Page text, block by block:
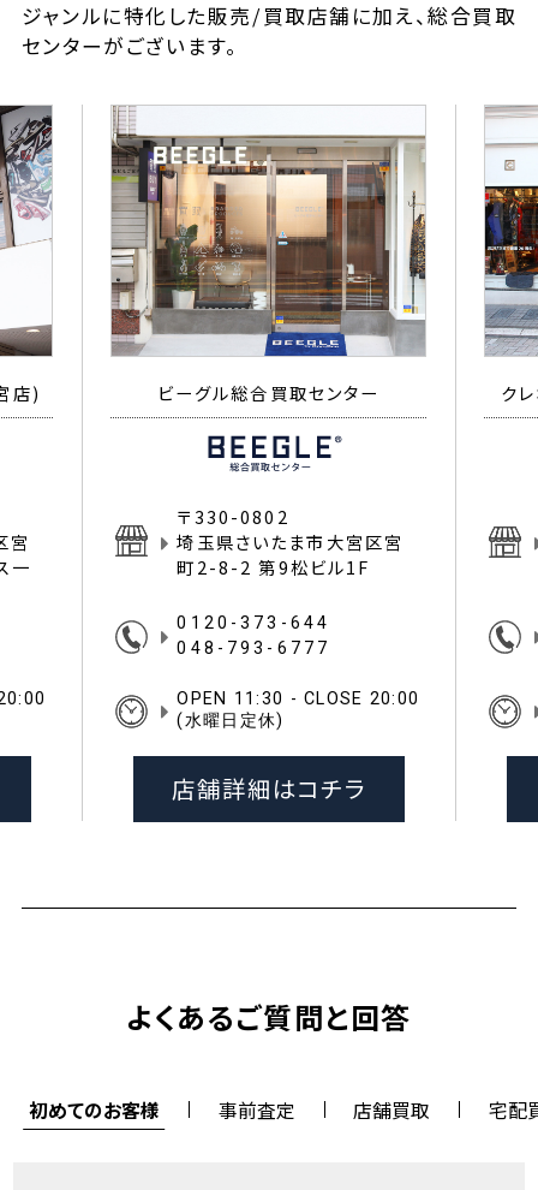
ジャンルに特化した販売/買取店舗に加え、総合買取
センターがございます。
店)
宮
一
ビーグル総合買取センター
〒330-0802
埼玉県さいたま市大宮区宮
町2-8-2 第9松ビル1F
0120-373-644
048-793-6777
OPEN 11:30 - CLOSE 20:00
(水曜日定休)
店舗詳細はコチラ
ク
よくあるご質問と回答
初めてのお客様 事前査定 店舗買取 宅配